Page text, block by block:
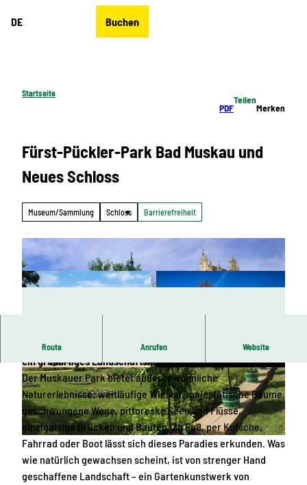
DE Buchen
Startseite
PDF
Teilen
Merken
Fürst-Pückler-Park Bad Muskau und
Neues Schloss
Museum/Sammlung Schloss Barrierefreiheit
© Bad Muskau Touristik GmbH, Bad Muskau Touristik GmbH
© Anke Hermann, AugustusTours | KI-optimie
rt
© Wolfgang Wittchen, Das Landschaftswunder
land Oberlausitz |CC-BY-SA
Route Anrufen Website
Der Muskauer Park, das Glanzstück des Fürst Pückler, ist
ein großartiges Landschaftskunstwerk.
Der Muskauer Park bietet außergewöhnliche
Naturerlebnisse: weitläufige Wiesen, majestätische Bäume,
geschwungene Wege, pittoreske Seen und Flüsse,
einzigartige Brücken und Bauten. Zu Fuß, per Kutsche,
Fahrrad oder Boot lässt sich dieses Paradies erkunden. Was
wie natürlich gewachsen scheint, ist von strenger Hand
geschaffene Landschaft – ein Gartenkunstwerk von